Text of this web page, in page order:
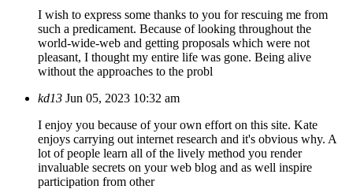
I wish to express some thanks to you for rescuing me from
such a predicament. Because of looking throughout the
world-wide-web and getting proposals which were not
pleasant, I thought my entire life was gone. Being alive
without the approaches to the probl
kd13 Jun 05, 2023 10:32 am
I enjoy you because of your own effort on this site. Kate
enjoys carrying out internet research and it's obvious why. A
lot of people learn all of the lively method you render
invaluable secrets on your web blog and as well inspire
participation from other